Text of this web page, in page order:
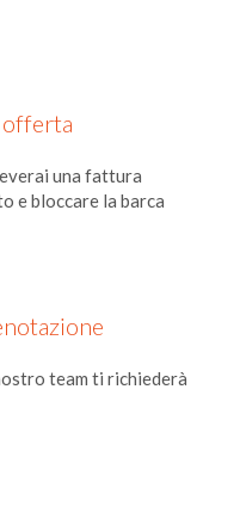
una fattura
e bloccare la barca
team ti richiederà